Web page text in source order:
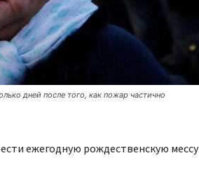
дней после того, как пожар частично
ежегодную рождественскую мессу